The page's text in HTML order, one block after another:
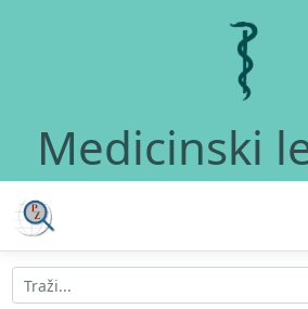
Medicinski